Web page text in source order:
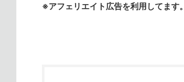
※アフェリエイト広告を利用してます。